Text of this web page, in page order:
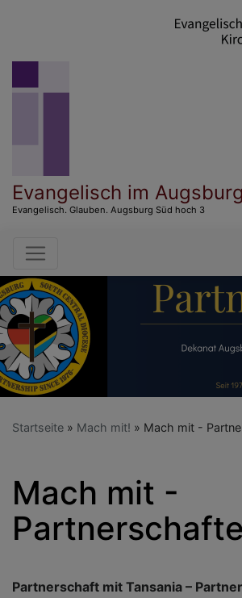
Evangelisch im
Evangelisch. Glauben. Augsburg Süd hoch 3
Hauptnavigation
Startseite Mach mit! Mach mit -
Mach mit -
Partnerschaft mit Tansania –